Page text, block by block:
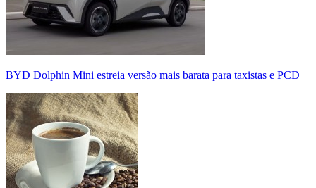
BYD Dolphin Mini estreia versão mais barata para taxistas e PCD